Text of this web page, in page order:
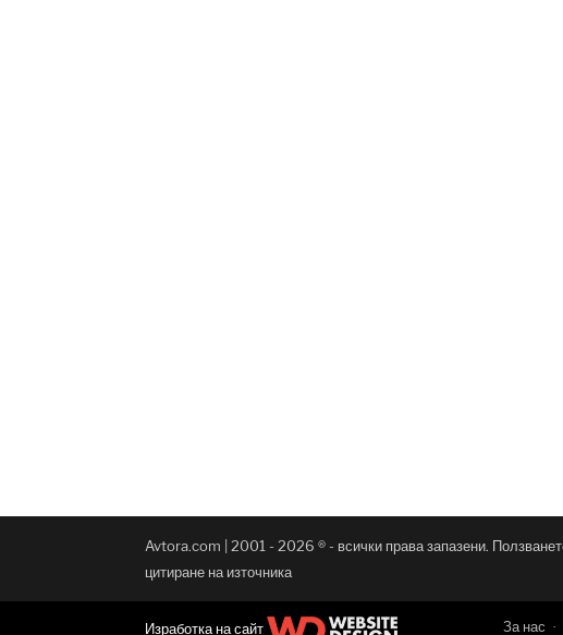
Avtora.com | 2001 - 2026 ® - всички права запазени.
цитиране на източника
Изработка на сайт За нас